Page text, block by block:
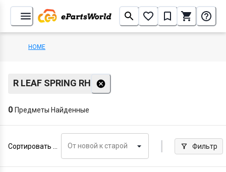
HOME
R LEAF SPRING RH
0 Предметы Найденные
От новой к старой Фильтр